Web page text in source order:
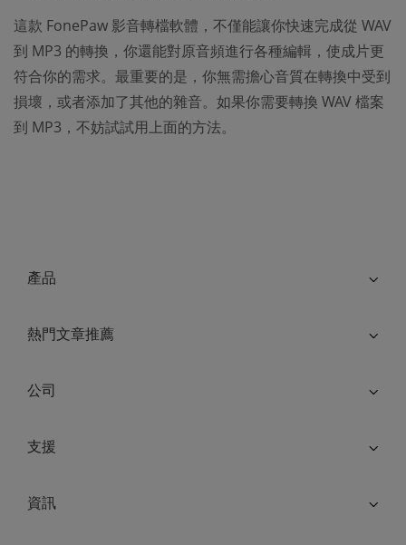
這款 FonePaw 影音轉檔軟體，不僅能讓你快速完成從 WAV
到 MP3 的轉換，你還能對原音頻進行各種編輯，使成片更
符合你的需求。最重要的是，你無需擔心音質在轉換中受到
損壞，或者添加了其他的雜音。如果你需要轉換 WAV 檔案
到 MP3，不妨試試用上面的方法。
產品
熱門文章推薦
公司
支援
資訊